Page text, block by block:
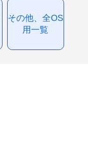
その他、全OS
用一覧